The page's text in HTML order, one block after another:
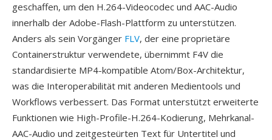
geschaffen, um den H.264-Videocodec und AAC-Audio
innerhalb der Adobe-Flash-Plattform zu unterstützen.
Anders als sein Vorgänger FLV, der eine proprietäre
Containerstruktur verwendete, übernimmt F4V die
standardisierte MP4-kompatible Atom/Box-Architektur,
was die Interoperabilität mit anderen Medientools und
Workflows verbessert. Das Format unterstützt erweiterte
Funktionen wie High-Profile-H.264-Kodierung, Mehrkanal-
AAC-Audio und zeitgesteürten Text für Untertitel und